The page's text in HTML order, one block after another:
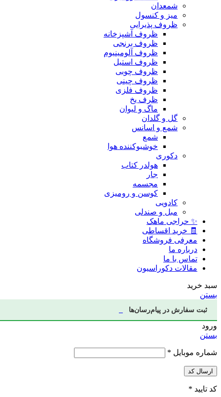
شمعدان
میز و کنسول
ظروف پذیرایی
ظروف آشپزخانه
ظروف برنجی
ظروف آلومینیوم
ظروف استیل
ظروف چوبی
ظروف چینی
ظروف فلزی
ظرف یخ
ماگ و لیوان
گل و گلدان
شمع و اسانس
شمع
خوشبوکننده هوا
دکوری
هولدر کتاب
جار
مجسمه
کوسن و رومیزی
کادویی
مبل و صندلی
✨ حراجی ماهک
🧾 خرید اقساطی
معرفی فروشگاه
درباره ما
تماس با ما
مقالات دکوراسیون
سبد خرید
بستن
ثبت سفارش در پیام‌رسان‌ها
ورود
بستن
شماره موبایل *
ارسال کد
کد تایید *